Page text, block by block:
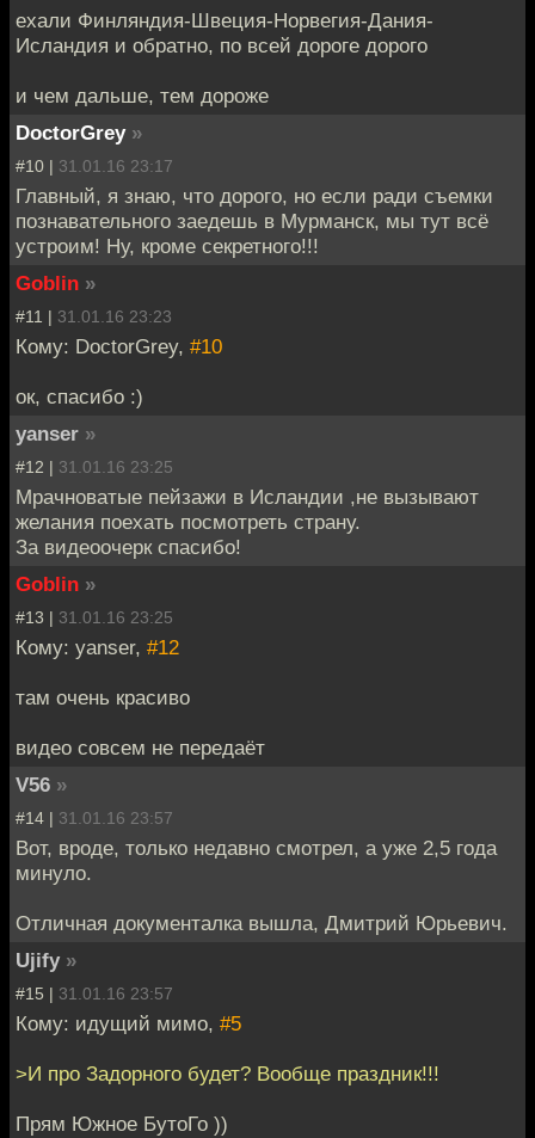
ехали Финляндия-Швеция-Норвегия-Дания-
Исландия и обратно, по всей дороге дорого
и чем дальше, тем дороже
DoctorGrey »
#10 | 31.01.16 23:17
Главный, я знаю, что дорого, но если ради съемки
познавательного заедешь в Мурманск, мы тут всё
устроим! Ну, кроме секретного!!!
Goblin »
#11 | 31.01.16 23:23
Кому: DoctorGrey, #10
ок, спасибо :)
yanser »
#12 | 31.01.16 23:25
Мрачноватые пейзажи в Исландии ,не вызывают
желания поехать посмотреть страну.
За видеоочерк спасибо!
Goblin »
#13 | 31.01.16 23:25
Кому: yanser, #12
там очень красиво
видео совсем не передаёт
V56 »
#14 | 31.01.16 23:57
Вот, вроде, только недавно смотрел, а уже 2,5 года
минуло.
Отличная документалка вышла, Дмитрий Юрьевич.
Ujify »
#15 | 31.01.16 23:57
Кому: идущий мимо, #5
>И про Задорного будет? Вообще праздник!!!
Прям Южное БутоГо ))